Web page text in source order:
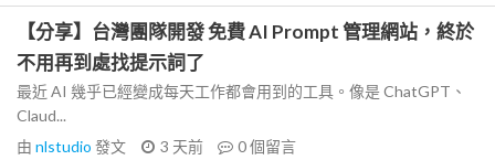
【分享】台灣團隊開發 免費 AI Prompt 管理網站，終於
不用再到處找提示詞了
最近 AI 幾乎已經變成每天工作都會用到的工具。像是 ChatGPT、
Claud...
由 nlstudio 發文 3 天前 0個留言